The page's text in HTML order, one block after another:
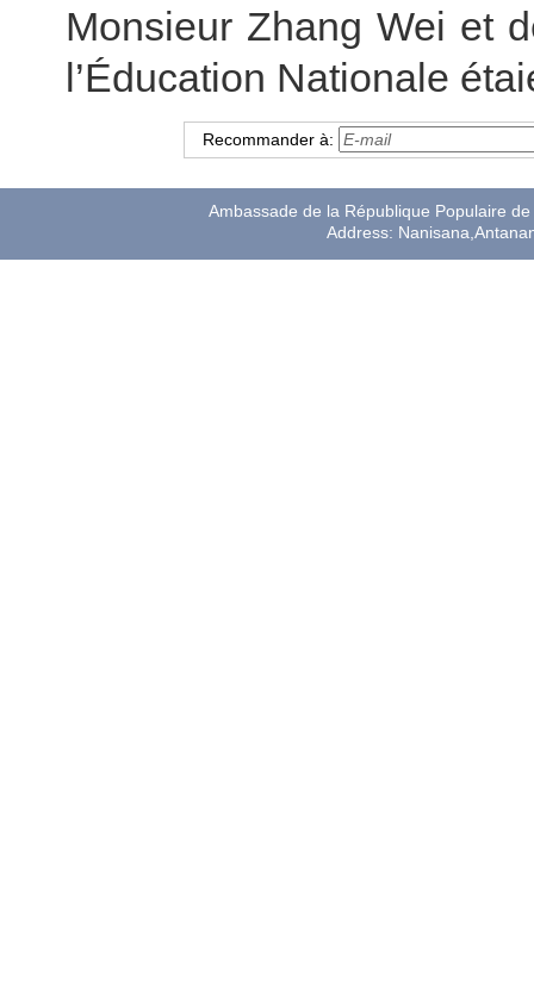
Monsieur Zhang Wei et
l’Éducation Nationale
Recommander à:
Ambassade de la République Populaire
Address: